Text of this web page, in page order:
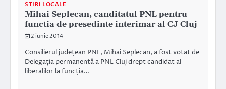
STIRI LOCALE
Mihai Seplecan, canditatul PNL pentru
functia de presedinte interimar al CJ Cluj
2 iunie 2014
Consilierul județean PNL, Mihai Seplecan, a fost votat de
Delegația permanentă a PNL Cluj drept candidat al
liberalilor la funcția…